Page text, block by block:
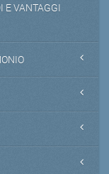
E VANTAGGI